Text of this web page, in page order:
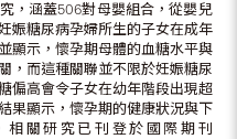
，涵蓋506對母嬰組合，從嬰兒
娠糖尿病孕婦所生的子女在成年
顯示，懷孕期母體的血糖水平與
，而這種關聯並不限於妊娠糖尿
偏高會令子女在幼年階段出現超
果顯示，懷孕期的健康狀況與下
關研究已刊登於國際期刊